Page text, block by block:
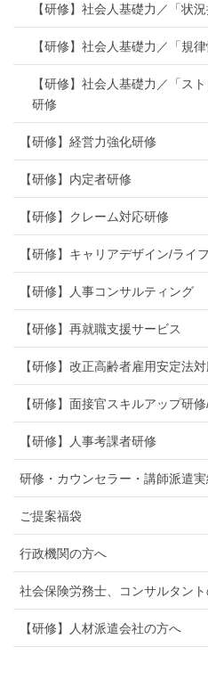
【研修】社会人基礎力／「状
【研修】社会人基礎力／「規
【研修】社会人基礎力／「ス
研修
【研修】経営力強化研修
【研修】内定者研修
【研修】クレーム対応研修
【研修】キャリアデザイン/ライ
【研修】人事コンサルティング
【研修】再就職支援サービス
【研修】改正高齢者雇用安定法
【研修】面接官スキルアップ研
【研修】人事考課者研修
研修・カウンセラー・講師派遣
ご提案福袋
行政機関の方へ
社会保険労務士、コンサルタン
【研修】人材派遣会社の方へ